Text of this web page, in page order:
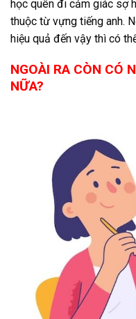
học quên đi cảm giác sợ
thuộc từ vựng tiếng anh.
hiệu quả đến vậy thì có
NGOÀI RA CÒN CÓ
NỮA?